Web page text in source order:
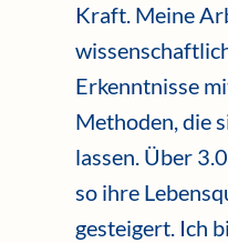
Kraft. Meine
Erkenntnisse
Methoden, die
lassen. Über
so ihre
gesteigert. Ich